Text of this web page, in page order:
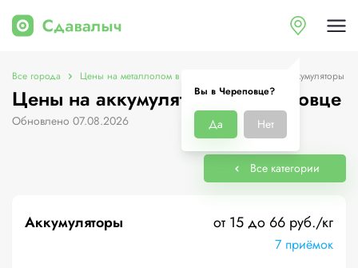
Вы в Череповце?
Да Нет
Все города Цены на металлолом в Череповце Цены на аккумуляторы
Цены на аккумуляторы в Череповце
Обновлено 07.08.2026
Все категории
Аккумуляторы от 15 до 66 руб./кг
7 приёмок